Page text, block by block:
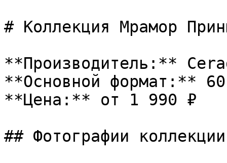
# Коллекция Мрамор
**Производитель:**
**Основной формат:**
**Цена:** от 1 990 ₽
## Фотографии коллекции